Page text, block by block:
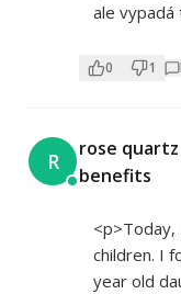
ale vypadá
0 1
R
rose
benefits
children. I
year old